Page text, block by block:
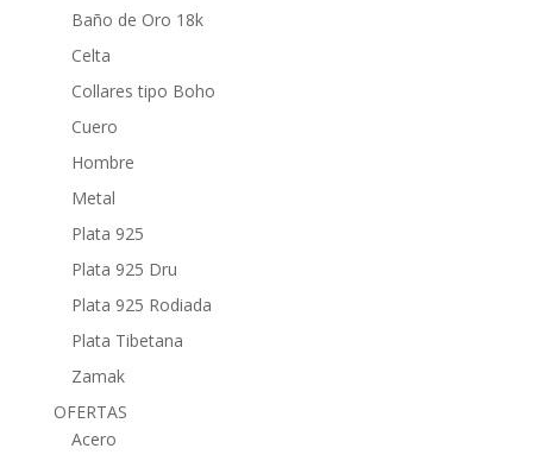
Baño de Oro 18k
Celta
Collares tipo Boho
Cuero
Hombre
Metal
Plata 925
Plata 925 Dru
Plata 925 Rodiada
Plata Tibetana
Zamak
OFERTAS
Acero